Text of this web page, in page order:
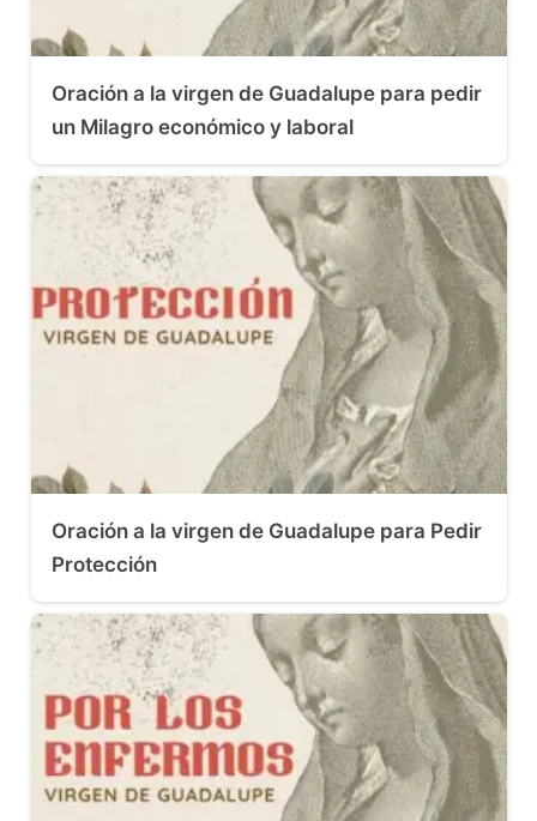
Oración a la virgen de Guadalupe para pedir
un Milagro económico y laboral
Oración a la virgen de Guadalupe para Pedir
Protección